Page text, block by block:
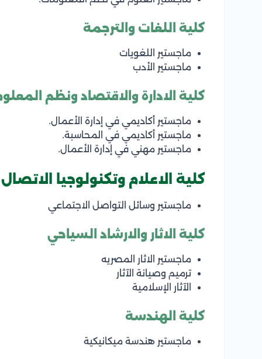
كلية اللغات والترجمة
ماجستير اللغويات
ماجستير الأدب
كلية الادارة والاقتصاد ونظم
ماجستير أكاديمي في إدارة الأعمال.
ماجستير أكاديمي في المحاسبة.
ماجستير مهني في إدارة الأعمال.
كلية الاعلام وتكنولوجيا الاتصال
ماجستير وسائل التواصل الاجتماعي
كلية الاثار والارشاد السياحي
ماجستير الاثار المصريه
ترميم وصيانة الآثار
الآثار الإسلامية
كلية الهندسة
ماجستير هندسة ميكانيكية